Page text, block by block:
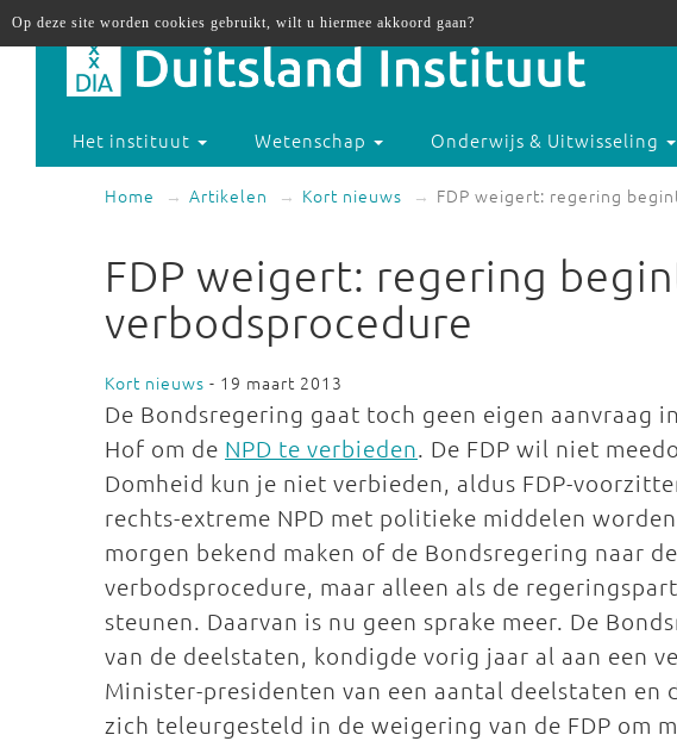
Het instituut Wetenschap Onderwijs & Uitwisseling
Home Artikelen Kort nieuws FDP weigert: regering
FDP weigert: regering
verbodsprocedure
Kort nieuws - 19 maart 2013
De Bondsregering gaat toch geen eigen aanvraag
Hof om de NPD te verbieden. De FDP wil niet
Domheid kun je niet verbieden, aldus FDP-
rechts-extreme NPD met politieke middelen
morgen bekend maken of de Bondsregering naar
verbodsprocedure, maar alleen als de
steunen. Daarvan is nu geen sprake meer. De
van de deelstaten, kondigde vorig jaar al aan een
Minister-presidenten van een aantal deelstaten en
zich teleurgesteld in de weigering van de FDP om
Op deze site worden cookies gebruikt, wilt u hiermee akkoord gaan?